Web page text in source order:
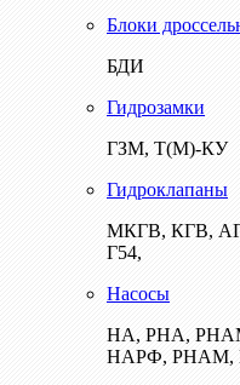
Блоки
БДИ
Гидрозамки
ГЗМ, Т(М)-КУ
Гидроклапаны
МКГВ, КГВ,
Г54,
Насосы
НА, РНА,
НАРФ, РНАМ,